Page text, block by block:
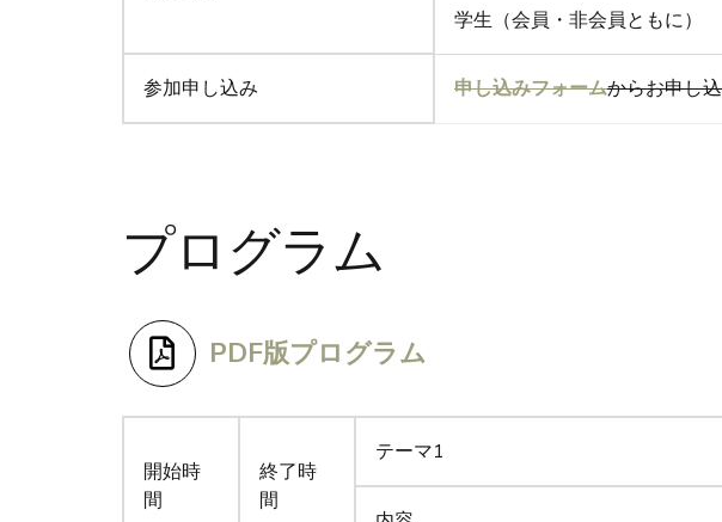
学生（会員・非会員ともに）
参加申し込み 申し込みフォームからお申し
プログラム
PDF版プログラム
開始時
間
終了時
間
テーマ1